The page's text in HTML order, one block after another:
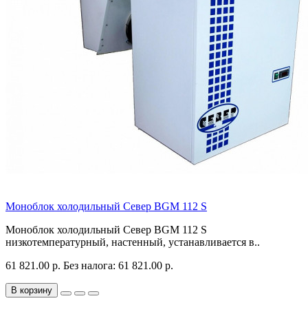
Моноблок холодильный Север BGM 112 S
Моноблок холодильный Север BGM 112 S
низкотемпературный, настенный, устанавливается в..
61 821.00 р. Без налога: 61 821.00 р.
В корзину